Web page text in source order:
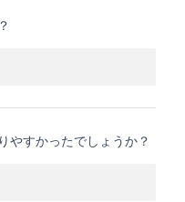
やすかったでしょうか？